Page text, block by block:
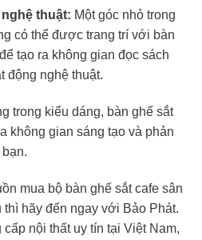
thuật: Một góc nhỏ trong
có thể được trang trí với bàn
tạo ra không gian đọc sách
động nghệ thuật.
trong kiểu dáng, bàn ghế sắt
không gian sáng tạo và phản
mua bộ bàn ghế sắt cafe sân
hãy đến ngay với Bảo Phát.
nội thất uy tín tại Việt Nam,